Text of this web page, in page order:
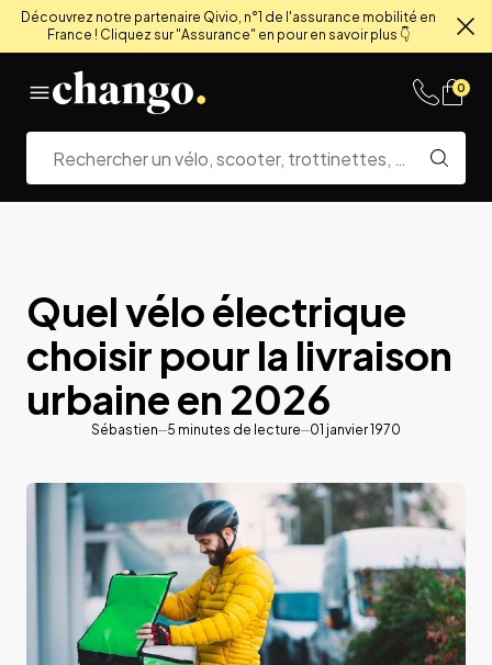
Découvrez notre partenaire Qivio, n°1 de l'assurance mobilité en
France ! Cliquez sur "Assurance" en pour en savoir plus 👇
0
Quel vélo électrique
choisir pour la livraison
urbaine en 2026
Sébastien 5 minutes de lecture 01 janvier 1970